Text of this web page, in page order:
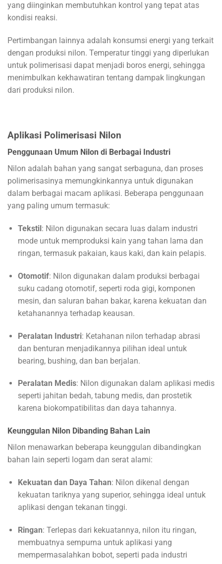
yang diinginkan membutuhkan kontrol yang tepat atas
kondisi reaksi.
Pertimbangan lainnya adalah konsumsi energi yang terkait
dengan produksi nilon. Temperatur tinggi yang diperlukan
untuk polimerisasi dapat menjadi boros energi, sehingga
menimbulkan kekhawatiran tentang dampak lingkungan
dari produksi nilon.
Aplikasi Polimerisasi Nilon
Penggunaan Umum Nilon di Berbagai Industri
Nilon adalah bahan yang sangat serbaguna, dan proses
polimerisasinya memungkinkannya untuk digunakan
dalam berbagai macam aplikasi. Beberapa penggunaan
yang paling umum termasuk:
Tekstil: Nilon digunakan secara luas dalam industri
mode untuk memproduksi kain yang tahan lama dan
ringan, termasuk pakaian, kaus kaki, dan kain pelapis.
Otomotif: Nilon digunakan dalam produksi berbagai
suku cadang otomotif, seperti roda gigi, komponen
mesin, dan saluran bahan bakar, karena kekuatan dan
ketahanannya terhadap keausan.
Peralatan Industri: Ketahanan nilon terhadap abrasi
dan benturan menjadikannya pilihan ideal untuk
bearing, bushing, dan ban berjalan.
Peralatan Medis: Nilon digunakan dalam aplikasi medis
seperti jahitan bedah, tabung medis, dan prostetik
karena biokompatibilitas dan daya tahannya.
Keunggulan Nilon Dibanding Bahan Lain
Nilon menawarkan beberapa keunggulan dibandingkan
bahan lain seperti logam dan serat alami:
Kekuatan dan Daya Tahan: Nilon dikenal dengan
kekuatan tariknya yang superior, sehingga ideal untuk
aplikasi dengan tekanan tinggi.
Ringan: Terlepas dari kekuatannya, nilon itu ringan,
membuatnya sempurna untuk aplikasi yang
mempermasalahkan bobot, seperti pada industri